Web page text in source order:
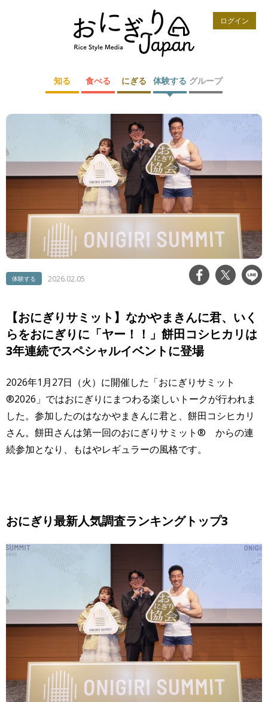
ログイン
知る 食べる にぎる 体験する グループ
体験する 2026.02.05
【おにぎりサミット】なかやまきんに君、いく
らをおにぎりに「ヤー！！」餅田コシヒカリは
3年連続でスペシャルイベントに登場
2026年1月27日（火）に開催した「おにぎりサミット
®2026」ではおにぎりにまつわる楽しいトークが行われま
した。参加したのはなかやまきんに君と、餅田コシヒカリ
さん。餅田さんは第一回のおにぎりサミット® からの連
続参加となり、もはやレギュラーの風格です。
おにぎり最新人気調査ランキングトップ3